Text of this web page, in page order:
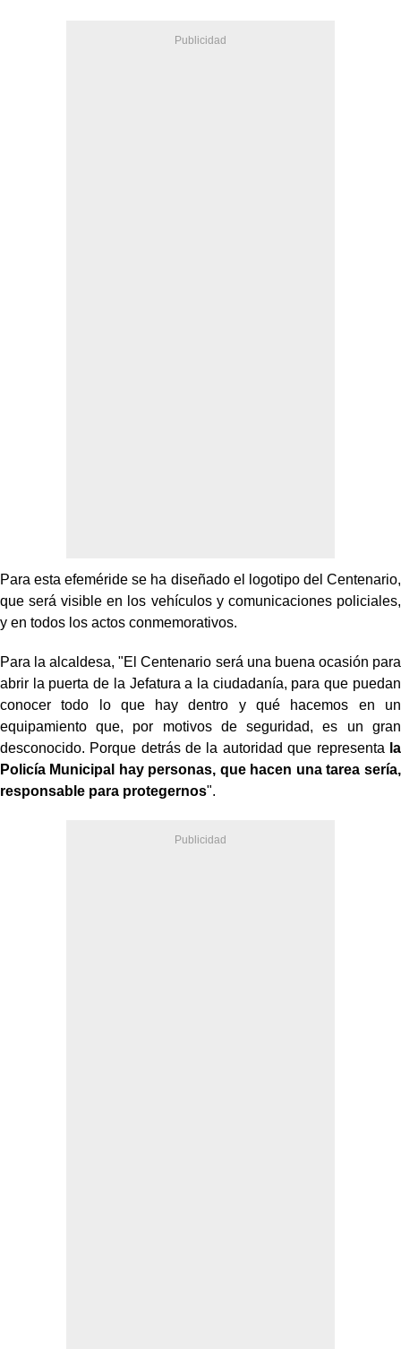
Para esta efeméride se ha diseñado el logotipo del Centenario,
que será visible en los vehículos y comunicaciones policiales,
y en todos los actos conmemorativos.
Para la alcaldesa, "El Centenario será una buena ocasión para
abrir la puerta de la Jefatura a la ciudadanía, para que puedan
conocer todo lo que hay dentro y qué hacemos en un
equipamiento que, por motivos de seguridad, es un gran
desconocido. Porque detrás de la autoridad que representa la
Policía Municipal hay personas, que hacen una tarea sería,
responsable para protegernos".